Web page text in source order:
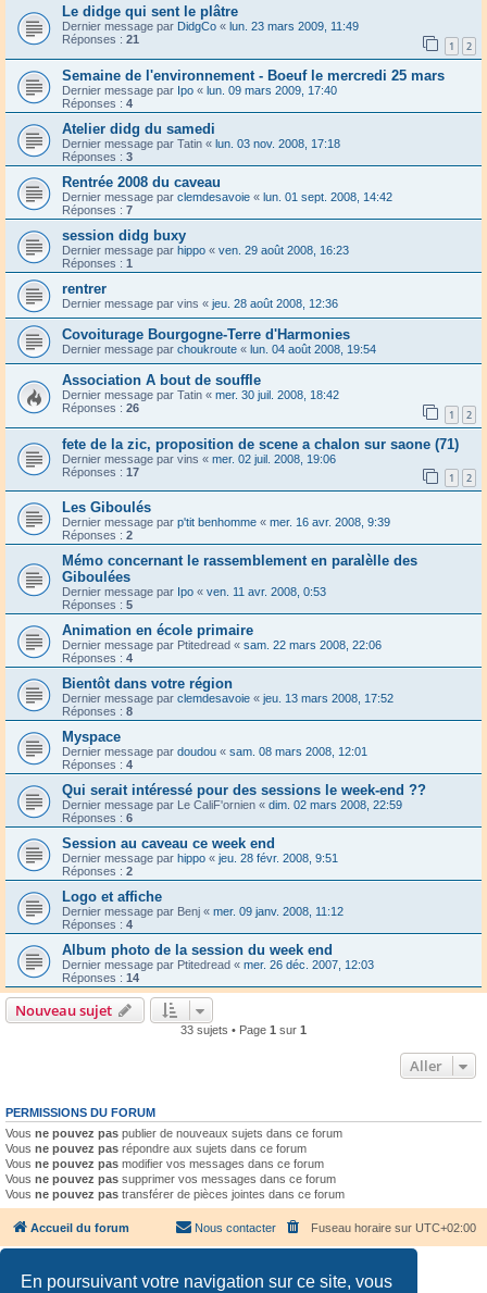
En poursuivant votre navigation sur ce site, vous
Le didge qui sent le plâtre
Dernier message par DidgCo « lun. 23 mars 2009, 11:49
Réponses : 21 1 2
Semaine de l'environnement - Boeuf le mercredi 25 mars
Dernier message par Ipo « lun. 09 mars 2009, 17:40
Réponses : 4
Atelier didg du samedi
Dernier message par Tatin « lun. 03 nov. 2008, 17:18
Réponses : 3
Rentrée 2008 du caveau
Dernier message par clemdesavoie « lun. 01 sept. 2008, 14:42
Réponses : 7
session didg buxy
Dernier message par hippo « ven. 29 août 2008, 16:23
Réponses : 1
rentrer
Dernier message par vins « jeu. 28 août 2008, 12:36
Covoiturage Bourgogne-Terre d'Harmonies
Dernier message par choukroute « lun. 04 août 2008, 19:54
Association A bout de souffle
Dernier message par Tatin « mer. 30 juil. 2008, 18:42
Réponses : 26 1 2
fete de la zic, proposition de scene a chalon sur saone (71)
Dernier message par vins « mer. 02 juil. 2008, 19:06
Réponses : 17 1 2
Les Giboulés
Dernier message par p'tit benhomme « mer. 16 avr. 2008, 9:39
Réponses : 2
Mémo concernant le rassemblement en paralèlle des
Giboulées
Dernier message par Ipo « ven. 11 avr. 2008, 0:53
Réponses : 5
Animation en école primaire
Dernier message par Ptitedread « sam. 22 mars 2008, 22:06
Réponses : 4
Bientôt dans votre région
Dernier message par clemdesavoie « jeu. 13 mars 2008, 17:52
Réponses : 8
Myspace
Dernier message par doudou « sam. 08 mars 2008, 12:01
Réponses : 4
Qui serait intéressé pour des sessions le week-end ??
Dernier message par Le CaliF'ornien « dim. 02 mars 2008, 22:59
Réponses : 6
Session au caveau ce week end
Dernier message par hippo « jeu. 28 févr. 2008, 9:51
Réponses : 2
Logo et affiche
Dernier message par Benj « mer. 09 janv. 2008, 11:12
Réponses : 4
Album photo de la session du week end
Dernier message par Ptitedread « mer. 26 déc. 2007, 12:03
Réponses : 14
Nouveau sujet
33 sujets • Page 1 sur 1
Aller
PERMISSIONS DU FORUM
Vous ne pouvez pas publier de nouveaux sujets dans ce forum
Vous ne pouvez pas répondre aux sujets dans ce forum
Vous ne pouvez pas modifier vos messages dans ce forum
Vous ne pouvez pas supprimer vos messages dans ce forum
Vous ne pouvez pas transférer de pièces jointes dans ce forum
Accueil du forum Fuseau horaire sur UTC+02:00
Nous contacter